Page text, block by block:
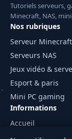
Tutoriels serveurs,
Minecraft, NAS,
Nos rubriques
Serveur Minecraft
Serveurs NAS
Jeux vidéo &
Esport & paris
Mini PC gaming
Informations
Accueil
Mentions légales